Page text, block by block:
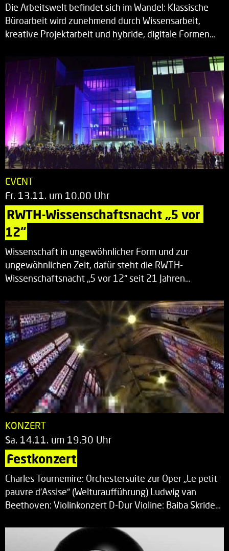
Die Arbeitswelt befindet sich im Wandel: Klassische
Büroarbeit wird zunehmend durch Wissensarbeit,
kreative Projektarbeit und hybride, digitale Formen…
EVENT
Fr. 13.11. um 10.00 Uhr
RWTH-Wissenschaftsnacht „5 vor
12“
Wissenschaft in ungewöhnlicher Form und zur
ungewöhnlichen Zeit, dafür steht die RWTH-
Wissenschaftsnacht „5 vor 12“ seit 21 Jahren…
KONZERT
Sa. 14.11. um 19.30 Uhr
Festkonzert
Charles Tournemire: Orchestersuite zur Oper „Le petit
pauvre d’Assise“ (Welturaufführung) Ludwig van
Beethoven: Violinkonzert D-Dur Violine: Baiba Skride…